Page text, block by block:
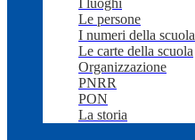
I luoghi
Le persone
I numeri della scuola
Le carte della scuola
Organizzazione
PNRR
PON
La storia